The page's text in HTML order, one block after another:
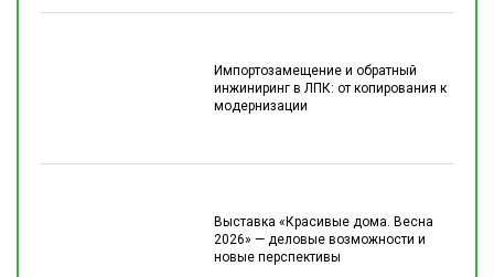
Импортозамещение и обратный
инжиниринг в ЛПК: от копирования к
модернизации
Выставка «Красивые дома. Весна
2026» — деловые возможности и
новые перспективы